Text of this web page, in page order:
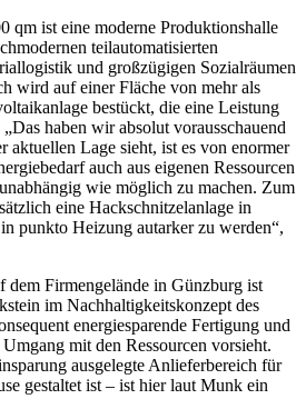
qm ist eine moderne Produktionshalle
teilautomatisierten
und großzügigen Sozialräumen
wird auf einer Fläche von mehr als
bestückt, die eine Leistung
haben wir absolut vorausschauend
aktuellen Lage sieht, ist es von enormer
auch aus eigenen Ressourcen
wie möglich zu machen. Zum
eine Hackschnitzelanlage in
punkto Heizung autarker zu werden“,
dem Firmengelände in Günzburg ist
im Nachhaltigkeitskonzept des
energiesparende Fertigung und
mit den Ressourcen vorsieht.
ausgelegte Anlieferbereich für
gestaltet ist – ist hier laut Munk ein